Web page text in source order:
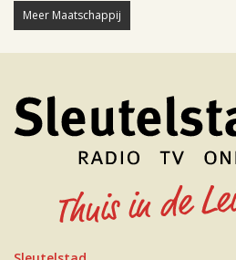
Meer Maatschappij